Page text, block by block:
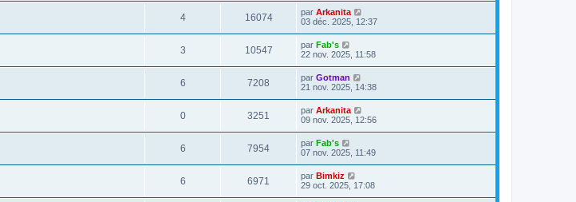
4 16074 par Arkanita
03 déc. 2025, 12:37
3 10547 par Fab's
22 nov. 2025, 11:58
6 7208 par Gotman
21 nov. 2025, 14:38
0 3251 par Arkanita
09 nov. 2025, 12:56
6 7954 par Fab's
07 nov. 2025, 11:49
6 6971 par Bimkiz
29 oct. 2025, 17:08